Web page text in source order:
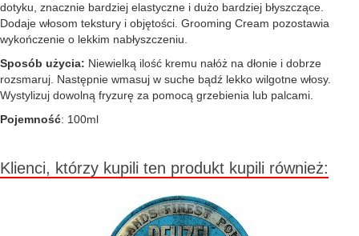
dotyku, znacznie bardziej elastyczne i dużo bardziej błyszczące.
Dodaje włosom tekstury i objętości. Grooming Cream pozostawia
wykończenie o lekkim nabłyszczeniu.
Sposób użycia: Niewielką ilość kremu nałóż na dłonie i dobrze
rozsmaruj. Następnie wmasuj w suche bądź lekko wilgotne włosy.
Wystylizuj dowolną fryzurę za pomocą grzebienia lub palcami.
Pojemność: 100ml
Klienci, którzy kupili ten produkt kupili również: